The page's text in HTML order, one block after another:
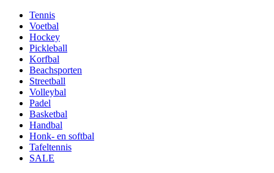
Tennis
Voetbal
Hockey
Pickleball
Korfbal
Beachsporten
Streetball
Volleybal
Padel
Basketbal
Handbal
Honk- en softbal
Tafeltennis
SALE